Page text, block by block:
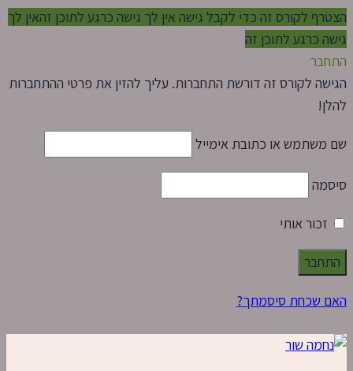
הצטרף לקורס זה כדי לקבל גישה אין לך גישה כרגע לתוכן זהאין לך
גישה כרגע לתוכן זה
התחבר
הגישה לקורס זה דורשת התחברות. עליך להזין את פרטי ההתחברות
להלן!
שם משתמש או כתובת אימייל
סיסמה
זכור אותי
האם שכחת סיסמתך?
Skip